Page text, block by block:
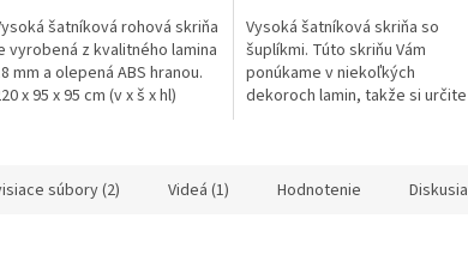
šatníková rohová skriňa
vyrobená z kvalitného lamina
mm a olepená ABS hranou.
x 95 x 95 cm (v x š x hl)
Vysoká šatníková skriňa so
šuplíkmi. Túto skriňu Vám
ponúkame v niekoľkých
dekoroch lamin, takže si určite
súbory (2) Videá (1) Hodnotenie Diskusia